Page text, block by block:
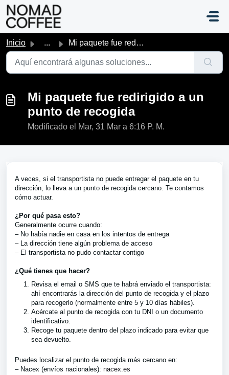
Saltar al contenido principal
Inicio ... Mi paquete fue redirigido a un punto de recogida
Mi paquete fue redirigido a un
punto de recogida
Modificado el Mar, 31 Mar a 6:16 P. M.
A veces, si el transportista no puede entregar el paquete en tu
dirección, lo lleva a un punto de recogida cercano. Te contamos
cómo actuar.
¿Por qué pasa esto?
Generalmente ocurre cuando:
– No había nadie en casa en los intentos de entrega
– La dirección tiene algún problema de acceso
– El transportista no pudo contactar contigo
¿Qué tienes que hacer?
Revisa el email o SMS que te habrá enviado el transportista:
ahí encontrarás la dirección del punto de recogida y el plazo
para recogerlo (normalmente entre 5 y 10 días hábiles).
Acércate al punto de recogida con tu DNI o un documento
identificativo.
Recoge tu paquete dentro del plazo indicado para evitar que
sea devuelto.
Puedes localizar el punto de recogida más cercano en:
– Nacex (envíos nacionales): nacex.es